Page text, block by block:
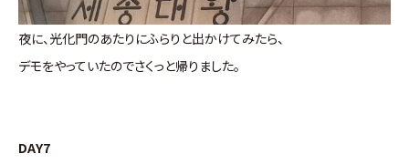
夜に、光化門のあたりにふらりと出かけてみたら、
デモをやっていたのでさくっと帰りました。
DAY7